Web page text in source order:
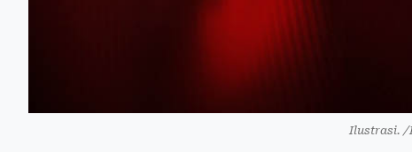
Ilustrasi. /